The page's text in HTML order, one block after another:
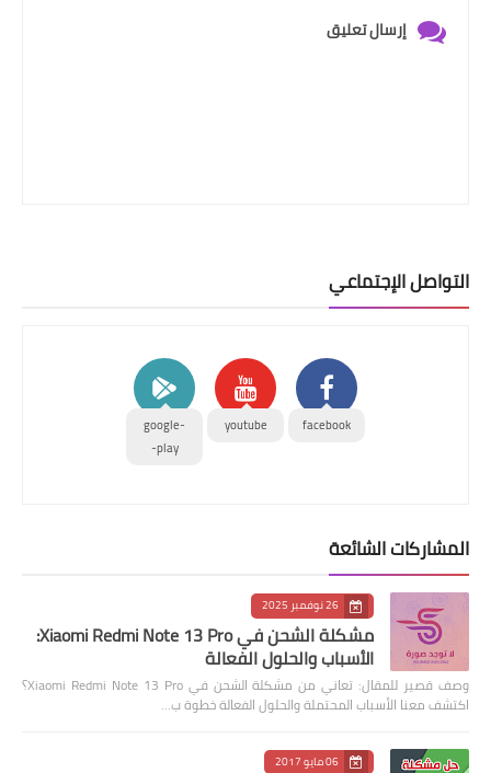
إرسال تعليق
التواصل الإجتماعي
facebook
youtube
google-
play-
المشاركات الشائعة
26 نوفمبر 2025
مشكلة الشحن في Xiaomi Redmi Note 13 Pro:
الأسباب والحلول الفعالة
وصف قصير للمقال: تعاني من مشكلة الشحن في Xiaomi Redmi Note 13 Pro؟
اكتشف معنا الأسباب المحتملة والحلول الفعالة خطوة ب…
06 مايو 2017